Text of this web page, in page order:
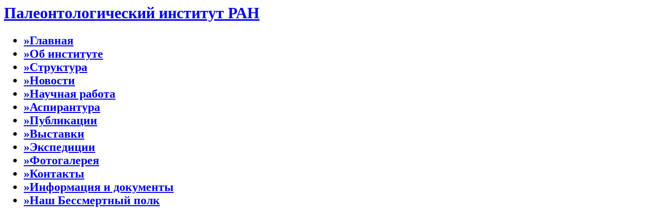
Палеонтологический институт РАН
»Главная
»Об институте
»Структура
»Новости
»Научная работа
»Аспирантура
»Публикации
»Выставки
»Экспедиции
»Фотогалерея
»Контакты
»Информация и документы
»Наш Бессмертный полк